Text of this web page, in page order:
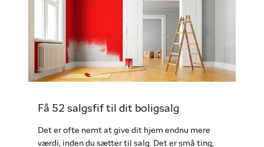
Få 52 salgsfif til dit boligsalg
Det er ofte nemt at give dit hjem endnu mere
værdi, inden du sætter til salg. Det er små ting,